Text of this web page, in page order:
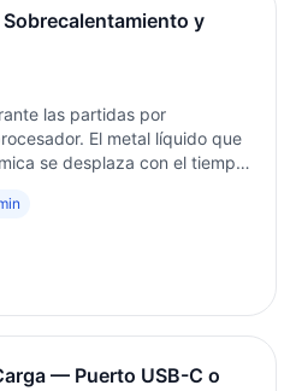
y
las partidas por
El metal líquido que
se desplaza con el tiempo,
la consola, limpiamos el
gratuito. Garantía 6
— Puerto USB-C o